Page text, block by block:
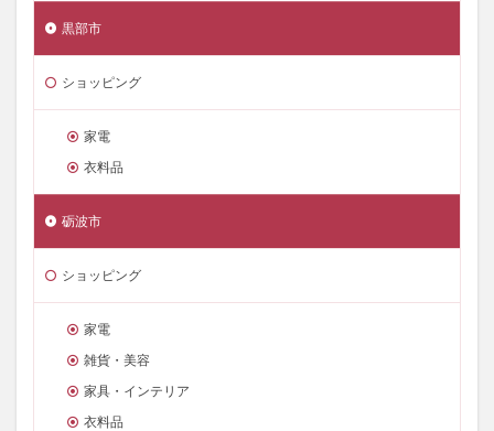
黒部市
ショッピング
家電
衣料品
砺波市
ショッピング
家電
雑貨・美容
家具・インテリア
衣料品